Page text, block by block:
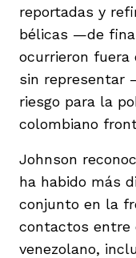
reportadas y
bélicas —de
ocurrieron fuera
sin representar
riesgo para la
colombiano
Johnson
ha habido más
conjunto en la
contactos entre
venezolano,